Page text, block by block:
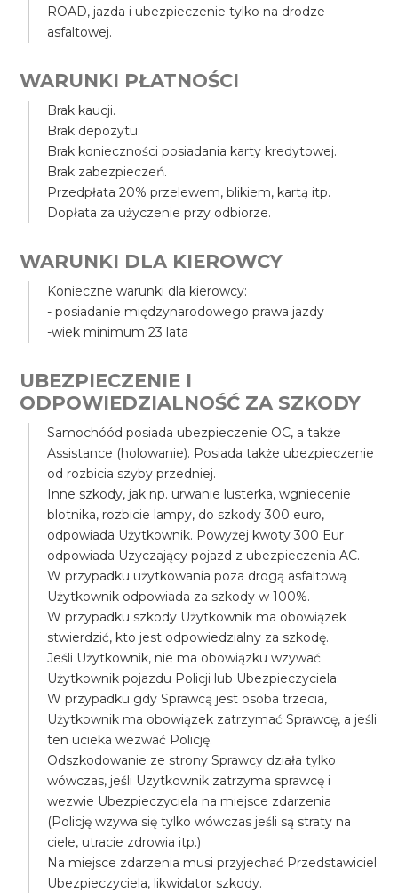
ROAD, jazda i ubezpieczenie tylko na drodze
asfaltowej.
WARUNKI PŁATNOŚCI
Brak kaucji.
Brak depozytu.
Brak konieczności posiadania karty kredytowej.
Brak zabezpieczeń.
Przedpłata 20% przelewem, blikiem, kartą itp.
Dopłata za użyczenie przy odbiorze.
WARUNKI DLA KIEROWCY
Konieczne warunki dla kierowcy:
- posiadanie międzynarodowego prawa jazdy
-wiek minimum 23 lata
UBEZPIECZENIE I
ODPOWIEDZIALNOŚĆ ZA SZKODY
Samochóód posiada ubezpieczenie OC, a także
Assistance (holowanie). Posiada także ubezpieczenie
od rozbicia szyby przedniej.
Inne szkody, jak np. urwanie lusterka, wgniecenie
blotnika, rozbicie lampy, do szkody 300 euro,
odpowiada Użytkownik. Powyżej kwoty 300 Eur
odpowiada Uzyczający pojazd z ubezpieczenia AC.
W przypadku użytkowania poza drogą asfaltową
Użytkownik odpowiada za szkody w 100%.
W przypadku szkody Użytkownik ma obowiązek
stwierdzić, kto jest odpowiedzialny za szkodę.
Jeśli Użytkownik, nie ma obowiązku wzywać
Użytkownik pojazdu Policji lub Ubezpieczyciela.
W przypadku gdy Sprawcą jest osoba trzecia,
Użytkownik ma obowiązek zatrzymać Sprawcę, a jeśli
ten ucieka wezwać Policję.
Odszkodowanie ze strony Sprawcy działa tylko
wówczas, jeśli Uzytkownik zatrzyma sprawcę i
wezwie Ubezpieczyciela na miejsce zdarzenia
(Policję wzywa się tylko wówczas jeśli są straty na
ciele, utracie zdrowia itp.)
Na miejsce zdarzenia musi przyjechać Przedstawiciel
Ubezpieczyciela, likwidator szkody.